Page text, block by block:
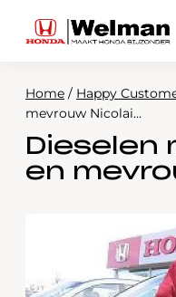
Modellen
Voorraad
Webshop
Home / Happy
mevrouw Nicolai…
Dieselen
en